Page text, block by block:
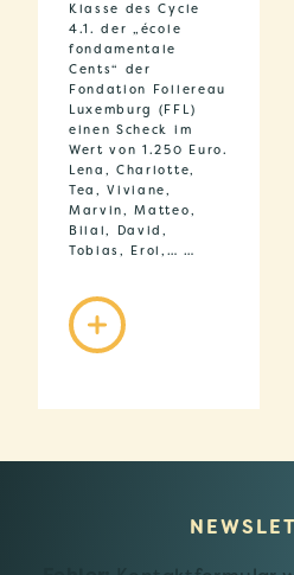
Klasse des Cycle
4.1. der „école
fondamentale
Cents“ der
Fondation Follereau
Luxemburg (FFL)
einen Scheck im
Wert von 1.250 Euro.
Lena, Charlotte,
Tea, Viviane,
Marvin, Matteo,
Bilal, David,
Tobias, Erol,… …